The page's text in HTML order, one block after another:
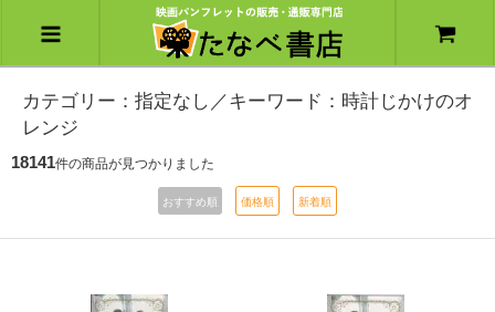
カテゴリー：指定なし／キーワード：時計じかけのオ
レンジ
18141件の商品が見つかりました
おすすめ順 価格順 新着順